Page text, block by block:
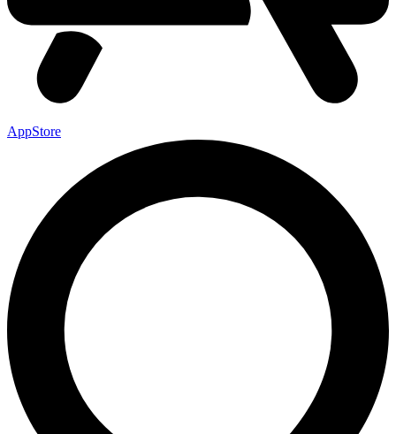
AppStore